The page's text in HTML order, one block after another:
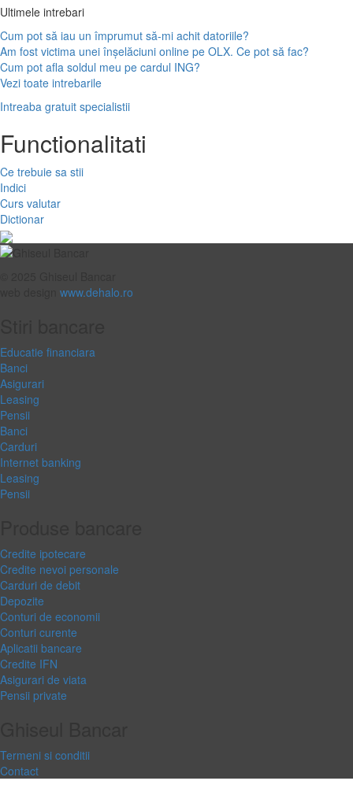
Ultimele intrebari
Cum pot să iau un împrumut să-mi achit datoriile?
Am fost victima unei înșelăciuni online pe OLX. Ce pot să fac?
Cum pot afla soldul meu pe cardul ING?
Vezi toate intrebarile
Intreaba gratuit specialistii
Functionalitati
Ce trebuie sa stii
Indici
Curs valutar
Dictionar
www.dehalo.ro
Educatie financiara
Banci
Asigurari
Leasing
Pensii
Banci
Carduri
Internet banking
Leasing
Pensii
Credite ipotecare
Credite nevoi personale
Carduri de debit
Depozite
Conturi de economii
Conturi curente
Aplicatii bancare
Credite IFN
Asigurari de viata
Pensii private
Termeni si conditii
Contact